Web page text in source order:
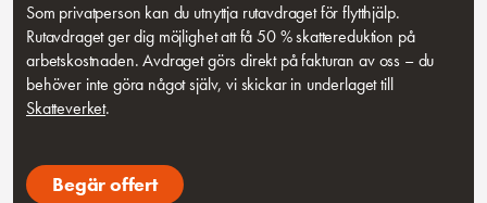
Som privatperson kan du utnyttja rutavdraget för flytthjälp.
Rutavdraget ger dig möjlighet att få 50 % skattereduktion på
arbetskostnaden. Avdraget görs direkt på fakturan av oss – du
behöver inte göra något själv, vi skickar in underlaget till
Skatteverket.
Begär offert